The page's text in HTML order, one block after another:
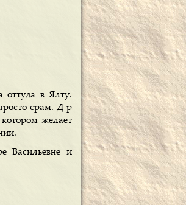
оттуда в Ялту.
срам. Д-р
желает
Васильевне и